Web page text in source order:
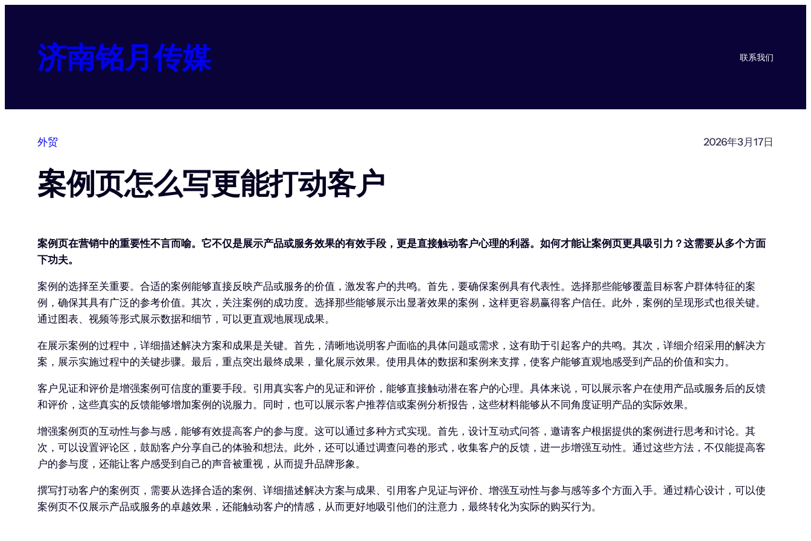
济南铭月传媒 联系我们
外贸 2026年3月17日
案例页怎么写更能打动客户
案例页在营销中的重要性不言而喻。它不仅是展示产品或服务效果的有效手段，更是直接触动客户心理的利器。如何才能让案例页更具吸引力？这需要从多个方面
下功夫。
案例的选择至关重要。合适的案例能够直接反映产品或服务的价值，激发客户的共鸣。首先，要确保案例具有代表性。选择那些能够覆盖目标客户群体特征的案
例，确保其具有广泛的参考价值。其次，关注案例的成功度。选择那些能够展示出显著效果的案例，这样更容易赢得客户信任。此外，案例的呈现形式也很关键。
通过图表、视频等形式展示数据和细节，可以更直观地展现成果。
在展示案例的过程中，详细描述解决方案和成果是关键。首先，清晰地说明客户面临的具体问题或需求，这有助于引起客户的共鸣。其次，详细介绍采用的解决方
案，展示实施过程中的关键步骤。最后，重点突出最终成果，量化展示效果。使用具体的数据和案例来支撑，使客户能够直观地感受到产品的价值和实力。
客户见证和评价是增强案例可信度的重要手段。引用真实客户的见证和评价，能够直接触动潜在客户的心理。具体来说，可以展示客户在使用产品或服务后的反馈
和评价，这些真实的反馈能够增加案例的说服力。同时，也可以展示客户推荐信或案例分析报告，这些材料能够从不同角度证明产品的实际效果。
增强案例页的互动性与参与感，能够有效提高客户的参与度。这可以通过多种方式实现。首先，设计互动式问答，邀请客户根据提供的案例进行思考和讨论。其
次，可以设置评论区，鼓励客户分享自己的体验和想法。此外，还可以通过调查问卷的形式，收集客户的反馈，进一步增强互动性。通过这些方法，不仅能提高客
户的参与度，还能让客户感受到自己的声音被重视，从而提升品牌形象。
撰写打动客户的案例页，需要从选择合适的案例、详细描述解决方案与成果、引用客户见证与评价、增强互动性与参与感等多个方面入手。通过精心设计，可以使
案例页不仅展示产品或服务的卓越效果，还能触动客户的情感，从而更好地吸引他们的注意力，最终转化为实际的购买行为。